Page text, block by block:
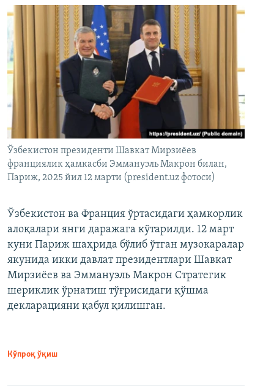
Ўзбекистон президенти Шавкат Мирзиёев
франциялик ҳамкасби Эммануэль Макрон билан,
Париж, 2025 йил 12 марти (president.uz фотоси)
Ўзбекистон ва Франция ўртасидаги ҳамкорлик
алоқалари янги даражага кўтарилди. 12 март
куни Париж шаҳрида бўлиб ўтган музокаралар
якунида икки давлат президентлари Шавкат
Мирзиёев ва Эммануэль Макрон Стратегик
шериклик ўрнатиш тўғрисидаги қўшма
декларацияни қабул қилишган.
Кўпроқ ўқиш